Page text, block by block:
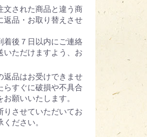
文された商品と違う商
返品・お取り替えさせ
着後７日以内にご連絡
いただけますよう、お
返品はお受けできませ
らすぐに破損や不具合
願いいたします。
りさせていただいてお
ださい。